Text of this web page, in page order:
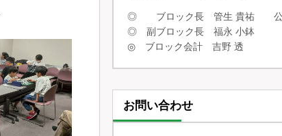
◎ ブロック長 管生 貴祐 公
◎ 副ブロック長 福永 小鉢
◎ ブロック会計 吉野 透
お問い合わせ